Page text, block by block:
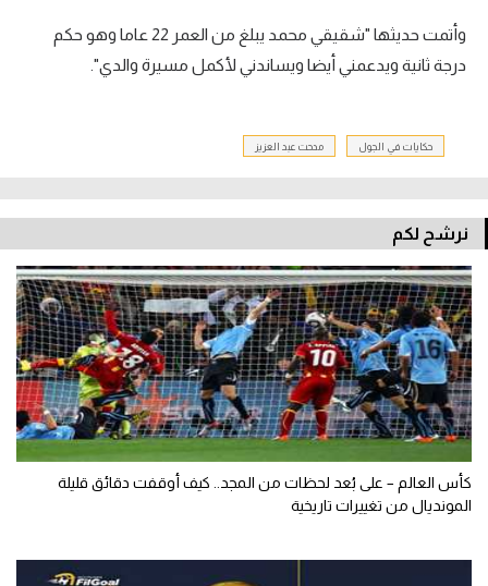
وأتمت حديثها "شقيقي محمد يبلغ من العمر 22 عاما وهو حكم
درجة ثانية ويدعمني أيضا ويساندني لأكمل مسيرة والدي".
حكايات في الجول مدحت عبد العزيز
نرشح لكم
كأس العالم – على بُعد لحظات من المجد.. كيف أوقفت دقائق قليلة
المونديال من تغييرات تاريخية